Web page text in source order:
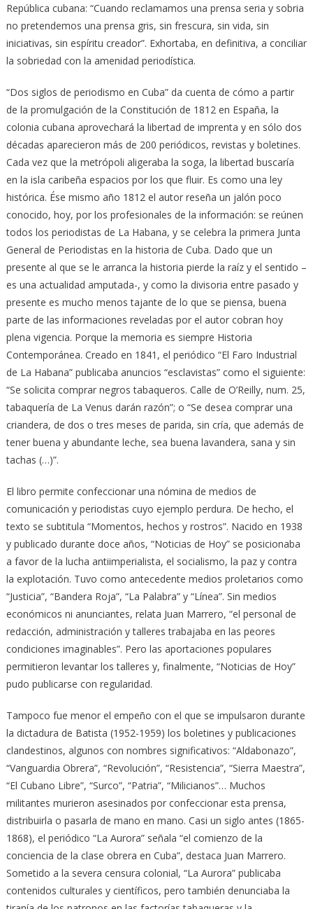
República cubana: “Cuando reclamamos una prensa seria y sobria
no pretendemos una prensa gris, sin frescura, sin vida, sin
iniciativas, sin espíritu creador”. Exhortaba, en definitiva, a conciliar
la sobriedad con la amenidad periodística.
“Dos siglos de periodismo en Cuba” da cuenta de cómo a partir
de la promulgación de la Constitución de 1812 en España, la
colonia cubana aprovechará la libertad de imprenta y en sólo dos
décadas aparecieron más de 200 periódicos, revistas y boletines.
Cada vez que la metrópoli aligeraba la soga, la libertad buscaría
en la isla caribeña espacios por los que fluir. Es como una ley
histórica. Ése mismo año 1812 el autor reseña un jalón poco
conocido, hoy, por los profesionales de la información: se reúnen
todos los periodistas de La Habana, y se celebra la primera Junta
General de Periodistas en la historia de Cuba. Dado que un
presente al que se le arranca la historia pierde la raíz y el sentido –
es una actualidad amputada-, y como la divisoria entre pasado y
presente es mucho menos tajante de lo que se piensa, buena
parte de las informaciones reveladas por el autor cobran hoy
plena vigencia. Porque la memoria es siempre Historia
Contemporánea. Creado en 1841, el periódico “El Faro Industrial
de La Habana” publicaba anuncios “esclavistas” como el siguiente:
“Se solicita comprar negros tabaqueros. Calle de O’Reilly, num. 25,
tabaquería de La Venus darán razón”; o “Se desea comprar una
criandera, de dos o tres meses de parida, sin cría, que además de
tener buena y abundante leche, sea buena lavandera, sana y sin
tachas (…)”.
El libro permite confeccionar una nómina de medios de
comunicación y periodistas cuyo ejemplo perdura. De hecho, el
texto se subtitula “Momentos, hechos y rostros”. Nacido en 1938
y publicado durante doce años, “Noticias de Hoy” se posicionaba
a favor de la lucha antiimperialista, el socialismo, la paz y contra
la explotación. Tuvo como antecedente medios proletarios como
“Justicia”, “Bandera Roja”, “La Palabra” y “Línea”. Sin medios
económicos ni anunciantes, relata Juan Marrero, “el personal de
redacción, administración y talleres trabajaba en las peores
condiciones imaginables”. Pero las aportaciones populares
permitieron levantar los talleres y, finalmente, “Noticias de Hoy”
pudo publicarse con regularidad.
Tampoco fue menor el empeño con el que se impulsaron durante
la dictadura de Batista (1952-1959) los boletines y publicaciones
clandestinos, algunos con nombres significativos: “Aldabonazo”,
“Vanguardia Obrera”, “Revolución”, “Resistencia”, “Sierra Maestra”,
“El Cubano Libre”, “Surco”, “Patria”, “Milicianos”… Muchos
militantes murieron asesinados por confeccionar esta prensa,
distribuirla o pasarla de mano en mano. Casi un siglo antes (1865-
1868), el periódico “La Aurora” señala “el comienzo de la
conciencia de la clase obrera en Cuba”, destaca Juan Marrero.
Sometido a la severa censura colonial, “La Aurora” publicaba
contenidos culturales y científicos, pero también denunciaba la